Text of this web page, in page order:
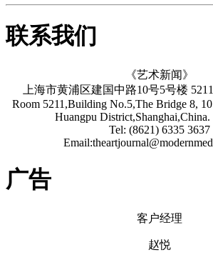
联系我们
《艺术新闻》
上海市黄浦区建国中路10号5号楼
Room 5211,Building No.5,The Bridge 8,
Huangpu District,Shanghai,China.
Tel: (8621) 6335 3637
广告
客户经理
赵悦